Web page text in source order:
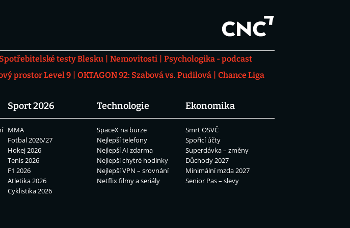
Spotřebitelské testy Blesku Nemovitosti
Psychologika - podcast
prostor Level 9 OKTAGON 92: Szabová vs. Pudilová
Chance Liga
Sport 2026
MMA
Fotbal 2026/27
Hokej 2026
Tenis 2026
F1 2026
Atletika 2026
Cyklistika 2026
Technologie
SpaceX na burze
Nejlepší telefony
Nejlepší AI zdarma
Nejlepší chytré hodinky
Nejlepší VPN – srovnání
Netflix filmy a seriály
Ekonomika
Smrt OSVČ
Spořicí účty
Superdávka – změny
Důchody 2027
Minimální mzda 2027
Senior Pas – slevy